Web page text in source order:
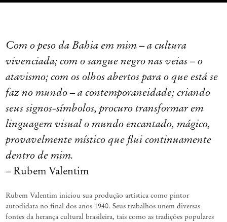
Com o peso da Bahia em mim – a cultura
vivenciada; com o sangue negro nas veias – o
atavismo; com os olhos abertos para o que está se
faz no mundo – a contemporaneidade; criando
seus signos-símbolos, procuro transformar em
linguagem visual o mundo encantado, mágico,
provavelmente místico que flui continuamente
dentro de mim.
– Rubem Valentim
Rubem Valentim iniciou sua produção artística como pintor
autodidata no final dos anos 1940. Seus trabalhos unem diversas
fontes da herança cultural brasileira, tais como as tradições populares